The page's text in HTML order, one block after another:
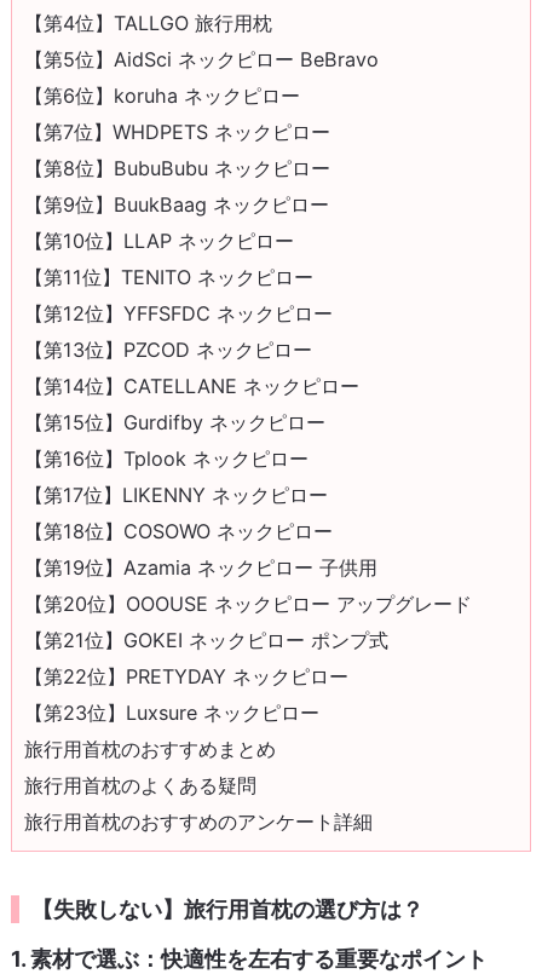
【第4位】TALLGO 旅行用枕
【第5位】AidSci ネックピロー BeBravo
【第6位】koruha ネックピロー
【第7位】WHDPETS ネックピロー
【第8位】BubuBubu ネックピロー
【第9位】BuukBaag ネックピロー
【第10位】LLAP ネックピロー
【第11位】TENITO ネックピロー
【第12位】YFFSFDC ネックピロー
【第13位】PZCOD ネックピロー
【第14位】CATELLANE ネックピロー
【第15位】Gurdifby ネックピロー
【第16位】Tplook ネックピロー
【第17位】LIKENNY ネックピロー
【第18位】COSOWO ネックピロー
【第19位】Azamia ネックピロー 子供用
【第20位】OOOUSE ネックピロー アップグレード
【第21位】GOKEI ネックピロー ポンプ式
【第22位】PRETYDAY ネックピロー
【第23位】Luxsure ネックピロー
旅行用首枕のおすすめまとめ
旅行用首枕のよくある疑問
旅行用首枕のおすすめのアンケート詳細
【失敗しない】旅行用首枕の選び方は？
1. 素材で選ぶ：快適性を左右する重要なポイント